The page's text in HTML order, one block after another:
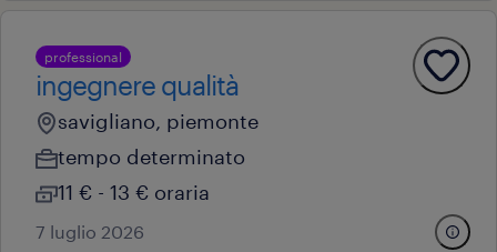
professional
ingegnere qualità
savigliano, piemonte
tempo determinato
11 € - 13 € oraria
7 luglio 2026